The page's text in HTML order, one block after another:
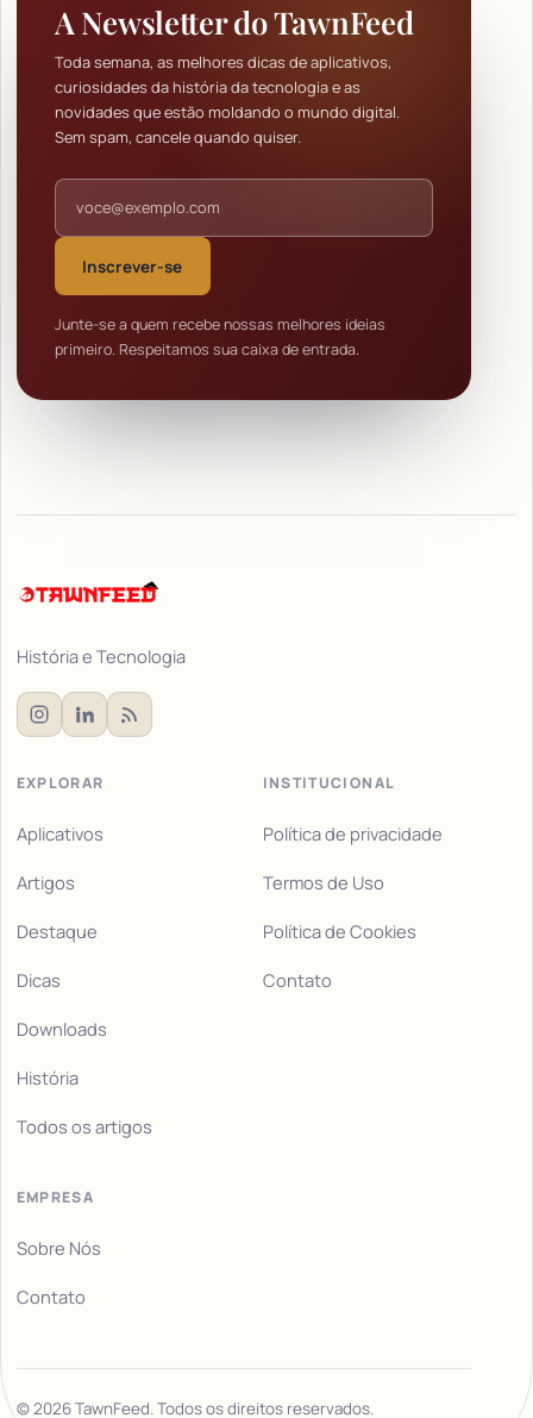
A Newsletter do TawnFeed
Toda semana, as melhores dicas de aplicativos,
curiosidades da história da tecnologia e as
novidades que estão moldando o mundo digital.
Sem spam, cancele quando quiser.
Endereço de e-mail
Inscrever-se
Junte-se a quem recebe nossas melhores ideias
primeiro. Respeitamos sua caixa de entrada.
História e Tecnologia
EXPLORAR
Aplicativos
Artigos
Destaque
Dicas
Downloads
História
Todos os artigos
INSTITUCIONAL
Política de privacidade
Termos de Uso
Política de Cookies
Contato
EMPRESA
Sobre Nós
Contato
©2026TawnFeed. Todos os direitos reservados.